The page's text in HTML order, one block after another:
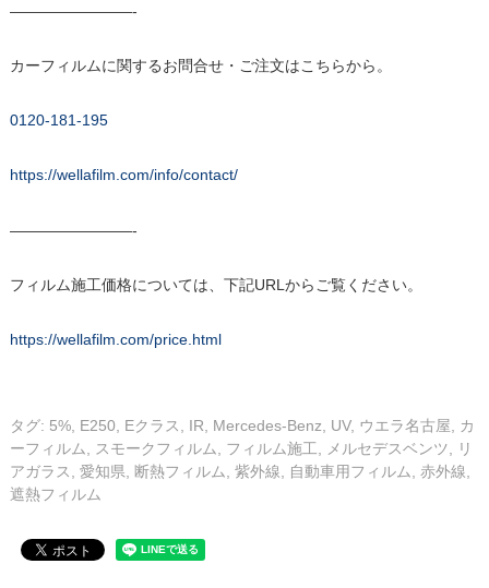
————————-
カーフィルムに関するお問合せ・ご注文はこちらから。
0120-181-195
https://wellafilm.com/info/contact/
————————-
フィルム施工価格については、下記URLからご覧ください。
https://wellafilm.com/price.html
タグ: 5%, E250, Eクラス , IR, Mercedes-Benz, UV, ウエラ名古屋, カ
ーフィルム, スモークフィルム, フィルム施工, メルセデスベンツ, リ
アガラス , 愛知県, 断熱フィルム, 紫外線, 自動車用フィルム, 赤外線,
遮熱フィルム